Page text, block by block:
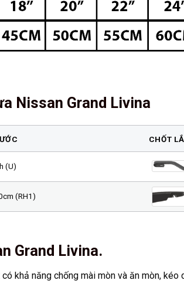
Nissan Grand Livina
CHỐT
(U)
(RH1)
Grand Livina.
khả năng chống mài mòn và ăn mòn, kéo